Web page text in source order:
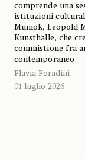
comprende una
istituzioni
Mumok, Leopold
Kunsthalle, che
commistione fra
contemporaneo
Flavia Foradini
01 luglio 2026